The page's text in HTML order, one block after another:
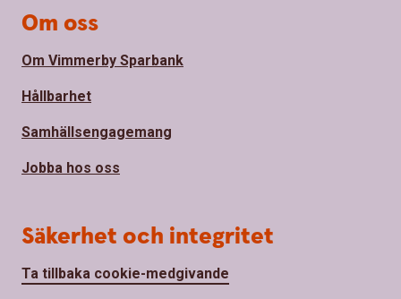
Om oss
Om Vimmerby Sparbank
Hållbarhet
Samhällsengagemang
Jobba hos oss
Säkerhet och integritet
Ta tillbaka cookie-medgivande